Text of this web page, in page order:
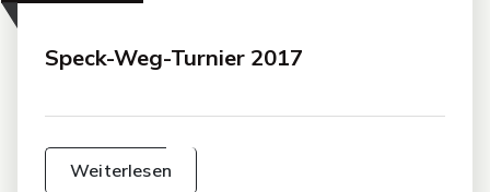
Speck-Weg-Turnier 2017
Weiterlesen